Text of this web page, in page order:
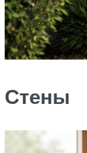
Стены